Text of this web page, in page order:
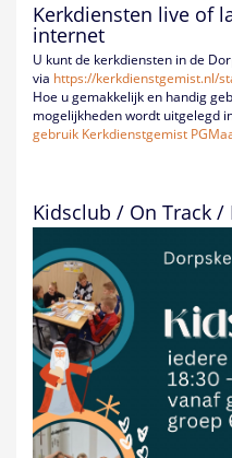
Kerkdiensten live of
internet
U kunt de kerkdiensten in de
via https://kerkdienstgemist.nl/
Hoe u gemakkelijk en handig
mogelijkheden wordt uitgelegd
gebruik Kerkdienstgemist
Kidsclub / On Track /